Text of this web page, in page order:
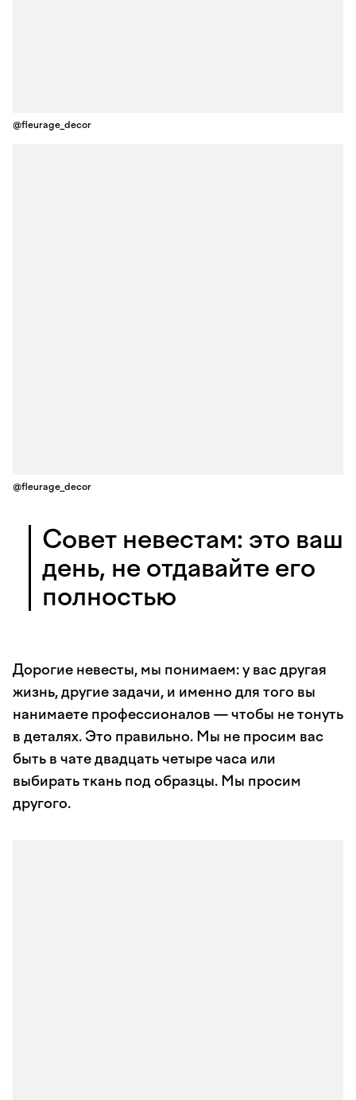
@fleurage_decor
@fleurage_decor
Совет невестам: это ваш
день, не отдавайте его
полностью
Дорогие невесты, мы понимаем: у вас другая
жизнь, другие задачи, и именно для того вы
нанимаете профессионалов — чтобы не тонуть
в деталях. Это правильно. Мы не просим вас
быть в чате двадцать четыре часа или
выбирать ткань под образцы. Мы просим
другого.